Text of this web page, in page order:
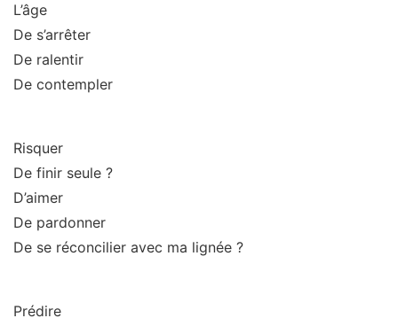
L’âge
De s’arrêter
De ralentir
De contempler
Risquer
De finir seule ?
D’aimer
De pardonner
De se réconcilier avec ma lignée ?
Prédire